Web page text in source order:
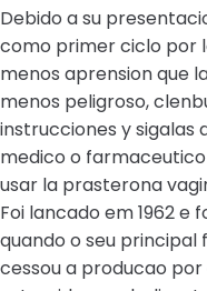
Debido a su
como primer ciclo por
menos aprension que
menos peligroso,
instrucciones y sigalas
medico o
usar la prasterona
Foi lancado em 1962 e
quando o seu
cessou a producao